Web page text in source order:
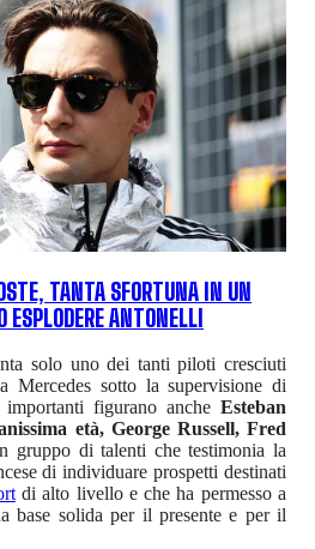
TANTA SFORTUNA IN UN
ANTONELLI
solo uno dei tanti piloti cresciuti
Mercedes sotto la supervisione di
figurano anche Esteban
età, George Russell, Fred
gruppo di talenti che testimonia la
di individuare prospetti destinati
di alto livello e che ha permesso a
base solida per il presente e per il